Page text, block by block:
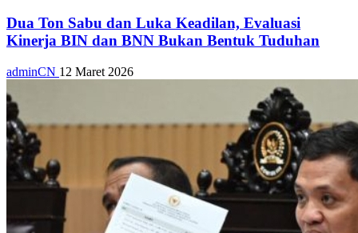
Dua Ton Sabu dan Luka Keadilan, Evaluasi
Kinerja BIN dan BNN Bukan Bentuk Tuduhan
adminCN 12 Maret 2026